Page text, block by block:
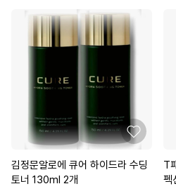
김정문알로에 큐어 하이드라 수딩
토너 130ml 2개
T
펙